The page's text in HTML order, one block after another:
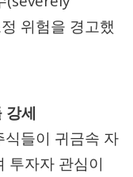
위험을 경고했
강세
들이 귀금속 자
투자자 관심이